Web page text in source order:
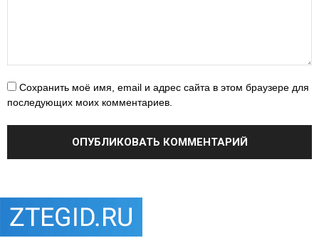
Сохранить моё имя, email и адрес сайта в этом браузере для
последующих моих комментариев.